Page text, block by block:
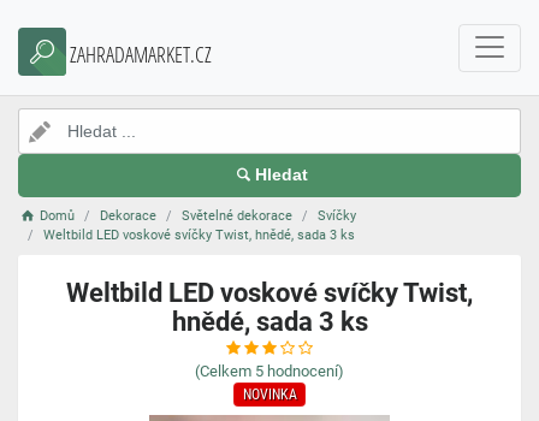
ZAHRADAMARKET.CZ
Hledat
Domů Dekorace Světelné dekorace
Svíčky
Weltbild LED voskové svíčky Twist, hnědé, sada 3 ks
Weltbild LED voskové svíčky Twist,
hnědé, sada 3 ks
(Celkem 5 hodnocení)
NOVINKA